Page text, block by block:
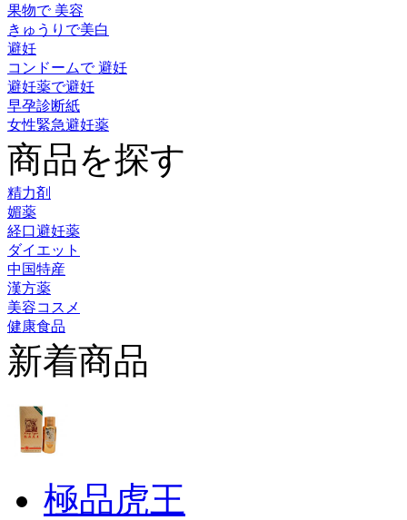
果物で 美容
きゅうりで美白
避妊
コンドームで 避妊
避妊薬で避妊
早孕診断紙
女性緊急避妊薬
商品を探す
精力剤
媚薬
経口避妊薬
ダイエット
中国特産
漢方薬
美容コスメ
健康食品
新着商品
極品虎王